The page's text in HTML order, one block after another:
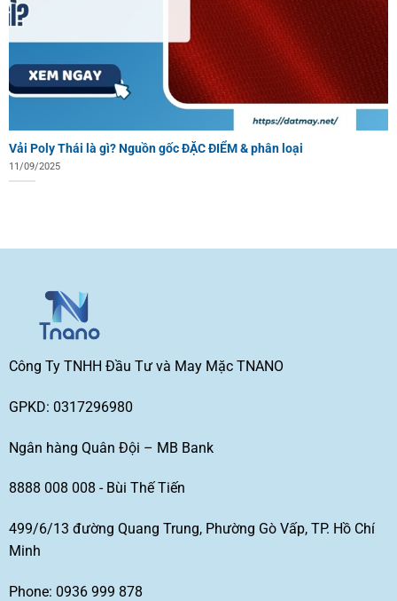
Vải Poly Thái là gì? Nguồn gốc ĐẶC ĐIỂM & phân loại
11/09/2025
Công Ty TNHH Đầu Tư và May Mặc TNANO
GPKD: 0317296980
Ngân hàng Quân Đội – MB Bank
8888 008 008 - Bùi Thế Tiến
499/6/13 đường Quang Trung, Phường Gò Vấp, TP. Hồ Chí
Minh
Phone: 0936 999 878